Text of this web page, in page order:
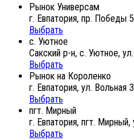
Рынок Универсам
г. Евпатория, пр. Победы
Выбрать
с. Уютное
Сакский р-н, с. Уютное,
Выбрать
Рынок на Короленко
г. Евпатория, ул. Вольная
Выбрать
пгт. Мирный
г. Евпатория, пгт.
Выбрать